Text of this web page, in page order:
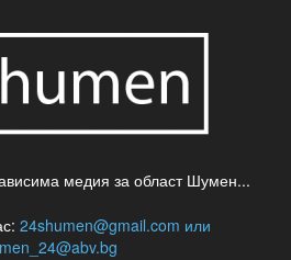
медия за област Шумен...
24shumen@gmail.com или